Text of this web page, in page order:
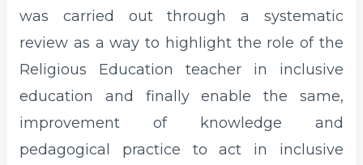
was carried out through a systematic
review as a way to highlight the role of the
Religious Education teacher in inclusive
education and finally enable the same,
improvement of knowledge and
pedagogical practice to act in inclusive